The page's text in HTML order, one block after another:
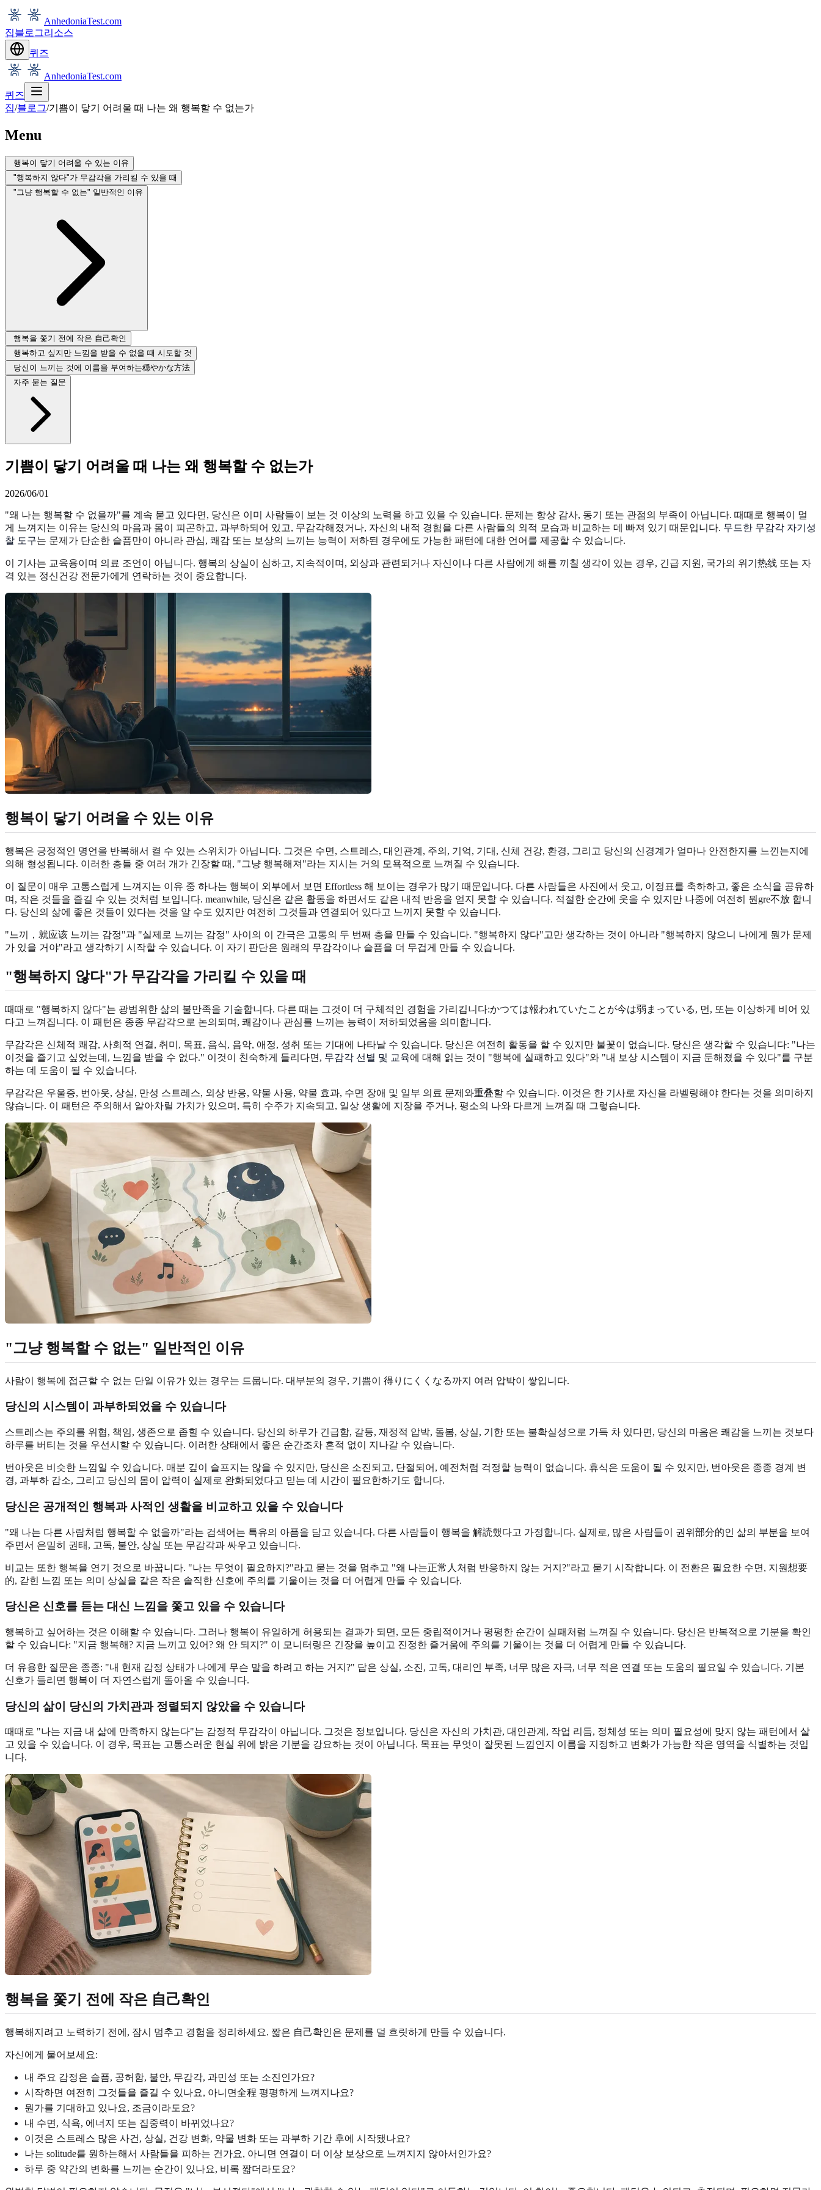
AnhedoniaTest.com
집블로그리소스
퀴즈
AnhedoniaTest.com
퀴즈
집/블로그/기쁨이 닿기 어려울 때 나는 왜 행복할 수 없는가
Menu
행복이 닿기 어려울 수 있는 이유
"행복하지 않다"가 무감각을 가리킬 수 있을 때
"그냥 행복할 수 없는" 일반적인 이유
행복을 쫓기 전에 작은 自己확인
행복하고 싶지만 느낌을 받을 수 없을 때 시도할 것
당신이 느끼는 것에 이름을 부여하는穏やかな方法
자주 묻는 질문
기쁨이 닿기 어려울 때 나는 왜 행복할 수 없는가
2026/06/01
"왜 나는 행복할 수 없을까"를 계속 묻고 있다면, 당신은 이미 사람들이 보는 것 이상의 노력을 하고 있을 수 있습니다. 문제는 항상 감사, 동기 또는 관점의 부족이 아닙니다. 때때로 행복이 멀
게 느껴지는 이유는 당신의 마음과 몸이 피곤하고, 과부하되어 있고, 무감각해졌거나, 자신의 내적 경험을 다른 사람들의 외적 모습과 비교하는 데 빠져 있기 때문입니다. 무드한 무감각 자기성
찰 도구는 문제가 단순한 슬픔만이 아니라 관심, 쾌감 또는 보상의 느끼는 능력이 저하된 경우에도 가능한 패턴에 대한 언어를 제공할 수 있습니다.
이 기사는 교육용이며 의료 조언이 아닙니다. 행복의 상실이 심하고, 지속적이며, 외상과 관련되거나 자신이나 다른 사람에게 해를 끼칠 생각이 있는 경우, 긴급 지원, 국가의 위기热线 또는 자
격 있는 정신건강 전문가에게 연락하는 것이 중요합니다.
행복이 닿기 어려울 수 있는 이유
행복은 긍정적인 명언을 반복해서 켤 수 있는 스위치가 아닙니다. 그것은 수면, 스트레스, 대인관계, 주의, 기억, 기대, 신체 건강, 환경, 그리고 당신의 신경계가 얼마나 안전한지를 느낀는지에
의해 형성됩니다. 이러한 층들 중 여러 개가 긴장할 때, "그냥 행복해져"라는 지시는 거의 모욕적으로 느껴질 수 있습니다.
이 질문이 매우 고통스럽게 느껴지는 이유 중 하나는 행복이 외부에서 보면 Effortless 해 보이는 경우가 많기 때문입니다. 다른 사람들은 사진에서 웃고, 이정표를 축하하고, 좋은 소식을 공유하
며, 작은 것들을 즐길 수 있는 것처럼 보입니다. meanwhile, 당신은 같은 활동을 하면서도 같은 내적 반응을 얻지 못할 수 있습니다. 적절한 순간에 웃을 수 있지만 나중에 여전히 뭔gre不放 합니
다. 당신의 삶에 좋은 것들이 있다는 것을 알 수도 있지만 여전히 그것들과 연결되어 있다고 느끼지 못할 수 있습니다.
"느끼，就应该 느끼는 감정"과 "실제로 느끼는 감정" 사이의 이 간극은 고통의 두 번째 층을 만들 수 있습니다. "행복하지 않다"고만 생각하는 것이 아니라 "행복하지 않으니 나에게 뭔가 문제
가 있을 거야"라고 생각하기 시작할 수 있습니다. 이 자기 판단은 원래의 무감각이나 슬픔을 더 무겁게 만들 수 있습니다.
"행복하지 않다"가 무감각을 가리킬 수 있을 때
때때로 "행복하지 않다"는 광범위한 삶의 불만족을 기술합니다. 다른 때는 그것이 더 구체적인 경험을 가리킵니다:かつては報われていたことが今は弱まっている, 먼, 또는 이상하게 비어 있
다고 느껴집니다. 이 패턴은 종종 무감각으로 논의되며, 쾌감이나 관심를 느끼는 능력이 저하되었음을 의미합니다.
무감각은 신체적 쾌감, 사회적 연결, 취미, 목표, 음식, 음악, 애정, 성취 또는 기대에 나타날 수 있습니다. 당신은 여전히 활동을 할 수 있지만 불꽃이 없습니다. 당신은 생각할 수 있습니다: "나는
이것을 즐기고 싶었는데, 느낌을 받을 수 없다." 이것이 친숙하게 들리다면, 무감각 선별 및 교육에 대해 읽는 것이 "행복에 실패하고 있다"와 "내 보상 시스템이 지금 둔해졌을 수 있다"를 구분
하는 데 도움이 될 수 있습니다.
무감각은 우울증, 번아웃, 상실, 만성 스트레스, 외상 반응, 약물 사용, 약물 효과, 수면 장애 및 일부 의료 문제와重叠할 수 있습니다. 이것은 한 기사로 자신을 라벨링해야 한다는 것을 의미하지
않습니다. 이 패턴은 주의해서 알아차릴 가치가 있으며, 특히 수주가 지속되고, 일상 생활에 지장을 주거나, 평소의 나와 다르게 느껴질 때 그렇습니다.
"그냥 행복할 수 없는" 일반적인 이유
사람이 행복에 접근할 수 없는 단일 이유가 있는 경우는 드뭅니다. 대부분의 경우, 기쁨이 得りにくくなる까지 여러 압박이 쌓입니다.
당신의 시스템이 과부하되었을 수 있습니다
스트레스는 주의를 위협, 책임, 생존으로 좁힐 수 있습니다. 당신의 하루가 긴급함, 갈등, 재정적 압박, 돌봄, 상실, 기한 또는 불확실성으로 가득 차 있다면, 당신의 마음은 쾌감을 느끼는 것보다
하루를 버티는 것을 우선시할 수 있습니다. 이러한 상태에서 좋은 순간조차 흔적 없이 지나갈 수 있습니다.
번아웃은 비슷한 느낌일 수 있습니다. 매분 깊이 슬프지는 않을 수 있지만, 당신은 소진되고, 단절되어, 예전처럼 걱정할 능력이 없습니다. 휴식은 도움이 될 수 있지만, 번아웃은 종종 경계 변
경, 과부하 감소, 그리고 당신의 몸이 압력이 실제로 완화되었다고 믿는 데 시간이 필요한하기도 합니다.
당신은 공개적인 행복과 사적인 생활을 비교하고 있을 수 있습니다
"왜 나는 다른 사람처럼 행복할 수 없을까"라는 검색어는 특유의 아픔을 담고 있습니다. 다른 사람들이 행복을 解読했다고 가정합니다. 실제로, 많은 사람들이 권위部分的인 삶의 부분을 보여
주면서 은밀히 권태, 고독, 불안, 상실 또는 무감각과 싸우고 있습니다.
비교는 또한 행복을 연기 것으로 바꿉니다. "나는 무엇이 필요하지?"라고 묻는 것을 멈추고 "왜 나는正常人처럼 반응하지 않는 거지?"라고 묻기 시작합니다. 이 전환은 필요한 수면, 지원想要
的, 갇힌 느낌 또는 의미 상실을 같은 작은 솔직한 신호에 주의를 기울이는 것을 더 어렵게 만들 수 있습니다.
당신은 신호를 듣는 대신 느낌을 쫓고 있을 수 있습니다
행복하고 싶어하는 것은 이해할 수 있습니다. 그러나 행복이 유일하게 허용되는 결과가 되면, 모든 중립적이거나 평평한 순간이 실패처럼 느껴질 수 있습니다. 당신은 반복적으로 기분을 확인
할 수 있습니다: "지금 행복해? 지금 느끼고 있어? 왜 안 되지?" 이 모니터링은 긴장을 높이고 진정한 즐거움에 주의를 기울이는 것을 더 어렵게 만들 수 있습니다.
더 유용한 질문은 종종: "내 현재 감정 상태가 나에게 무슨 말을 하려고 하는 거지?" 답은 상실, 소진, 고독, 대리인 부족, 너무 많은 자극, 너무 적은 연결 또는 도움의 필요일 수 있습니다. 기본
신호가 들리면 행복이 더 자연스럽게 돌아올 수 있습니다.
당신의 삶이 당신의 가치관과 정렬되지 않았을 수 있습니다
때때로 "나는 지금 내 삶에 만족하지 않는다"는 감정적 무감각이 아닙니다. 그것은 정보입니다. 당신은 자신의 가치관, 대인관계, 작업 리듬, 정체성 또는 의미 필요성에 맞지 않는 패턴에서 살
고 있을 수 있습니다. 이 경우, 목표는 고통스러운 현실 위에 밝은 기분을 강요하는 것이 아닙니다. 목표는 무엇이 잘못된 느낌인지 이름을 지정하고 변화가 가능한 작은 영역을 식별하는 것입
니다.
행복을 쫓기 전에 작은 自己확인
행복해지려고 노력하기 전에, 잠시 멈추고 경험을 정리하세요. 짧은 自己확인은 문제를 덜 흐릿하게 만들 수 있습니다.
자신에게 물어보세요:
내 주요 감정은 슬픔, 공허함, 불안, 무감각, 과민성 또는 소진인가요?
시작하면 여전히 그것들을 즐길 수 있나요, 아니면全程 평평하게 느껴지나요?
뭔가를 기대하고 있나요, 조금이라도요?
내 수면, 식욕, 에너지 또는 집중력이 바뀌었나요?
이것은 스트레스 많은 사건, 상실, 건강 변화, 약물 변화 또는 과부하 기간 후에 시작됐나요?
나는 solitude를 원하는해서 사람들을 피하는 건가요, 아니면 연결이 더 이상 보상으로 느껴지지 않아서인가요?
하루 중 약간의 변화를 느끼는 순간이 있나요, 비록 짧더라도요?